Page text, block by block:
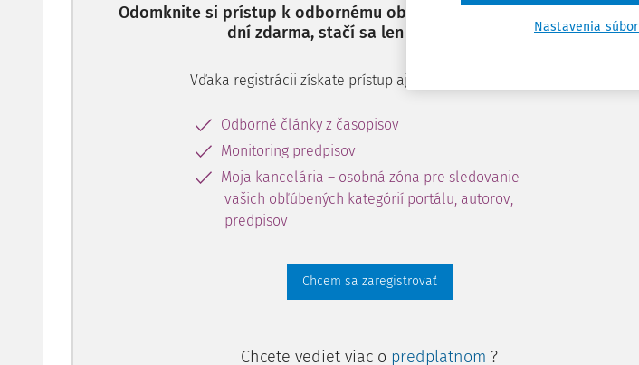
Odomknite si prístup k odbornému obsahu a získajte prístup na 10
dní zdarma, stačí sa len zaregistrovať.
Vďaka registrácii získate prístup aj k vybranému obsahu:
Odborné články z časopisov
Monitoring predpisov
Moja kancelária – osobná zóna pre sledovanie
vašich obľúbených kategórií portálu, autorov,
predpisov
Chcem sa zaregistrovať
Chcete vedieť viac o predplatnom ?
Nastavenia